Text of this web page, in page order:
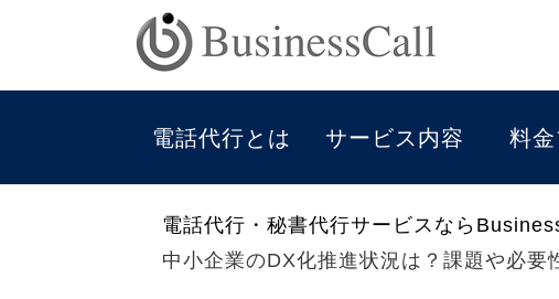
電話代行とは サービス内容 料
電話代行・秘書代行サービスなら
中小企業のDX化推進状況は？課題や必要